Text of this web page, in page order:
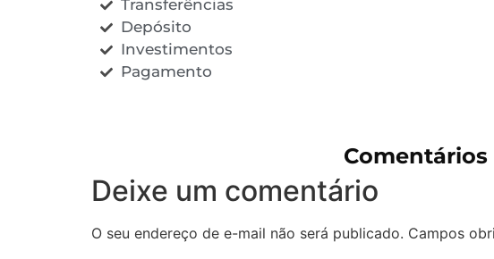
Transferências
Depósito
Investimentos
Pagamento
Comentários
Deixe um comentário
O seu endereço de e-mail não será publicado. Campos